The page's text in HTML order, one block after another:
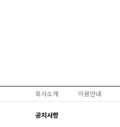
회사소개 이용안내
공지사항